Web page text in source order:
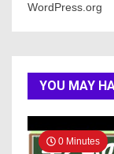
WordPress.org
YOU MAY
0 Minutes